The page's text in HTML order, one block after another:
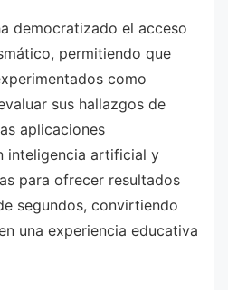
democratizado el acceso
permitiendo que
como
sus hallazgos de
aplicaciones
inteligencia artificial y
para ofrecer resultados
segundos, convirtiendo
una experiencia educativa